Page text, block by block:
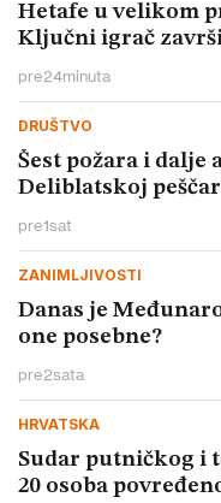
Hetafe u velikom
Ključni igrač
pre24minuta
DRUŠTVO
Šest požara i dalje
Deliblatskoj
pre1sat
ZANIMLJIVOSTI
Danas je
one posebne?
pre2sata
HRVATSKA
Sudar putničkog i
20 osoba